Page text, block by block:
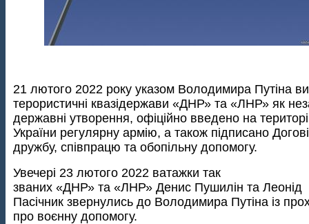
21 лютого 2022 року указом Володимира Путіна
терористичні квазідержави «ДНР» та «ЛНР» як
державні утворення, офіційно введено на
України регулярну армію, а також підписано
дружбу, співпрацю та обопільну допомогу.
Увечері 23 лютого 2022 ватажки так
званих «ДНР» та «ЛНР» Денис Пушилін та Леонід
Пасічник звернулись до Володимира Путіна із
про воєнну допомогу.